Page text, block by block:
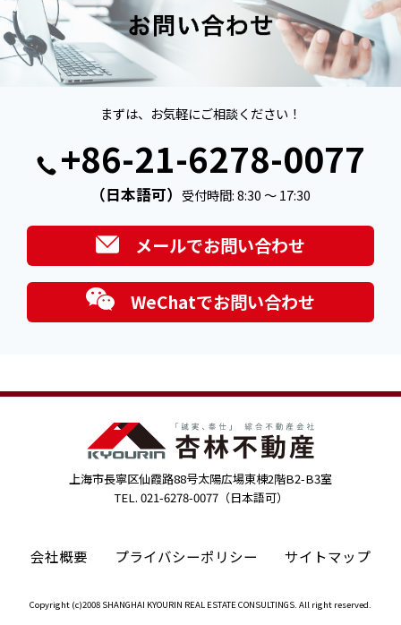
まずは、お気軽にご相談ください！
+86-21-6278-0077
（日本語可） 受付時間: 8:30 ～ 17:30
メールでお問い合わせ
WeChatでお問い合わせ
上海市長寧区仙霞路88号太陽広場東棟2階B2-B3室
TEL. 021-6278-0077（日本語可）
会社概要 プライバシーポリシー サイトマップ
Copyright (c)2008 SHANGHAI KYOURIN REAL ESTATE CONSULTINGS. All right reserved.